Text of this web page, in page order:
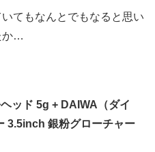
てもなんとでもなると思い
か…
ッド 5g + DAIWA（ダイ
3.5inch 銀粉グローチャー